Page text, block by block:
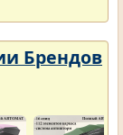
Брендов